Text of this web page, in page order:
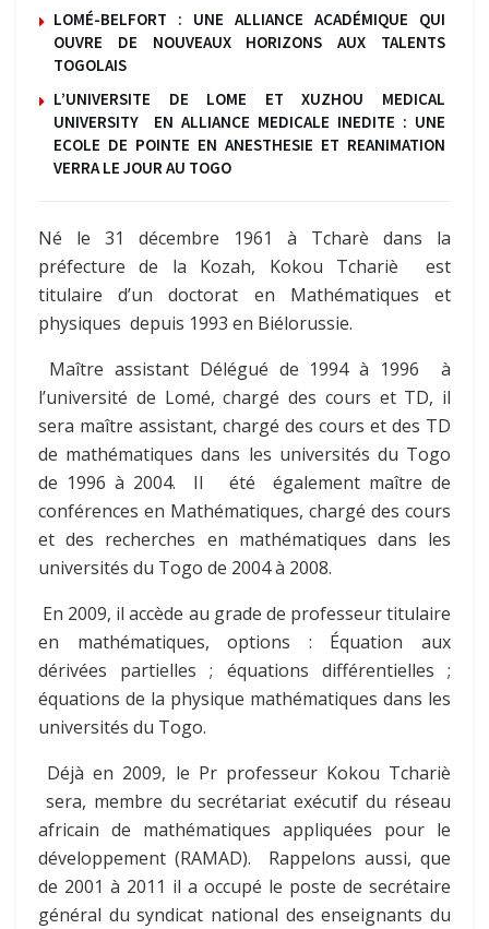
LOMÉ-BELFORT : UNE ALLIANCE ACADÉMIQUE QUI
OUVRE DE NOUVEAUX HORIZONS AUX TALENTS
TOGOLAIS
L’UNIVERSITE DE LOME ET XUZHOU MEDICAL
UNIVERSITY EN ALLIANCE MEDICALE INEDITE : UNE
ECOLE DE POINTE EN ANESTHESIE ET REANIMATION
VERRA LE JOUR AU TOGO
Né le 31 décembre 1961 à Tcharè dans la
préfecture de la Kozah, Kokou Tchariè est
titulaire d’un doctorat en Mathématiques et
physiques depuis 1993 en Biélorussie.
Maître assistant Délégué de 1994 à 1996 à
l’université de Lomé, chargé des cours et TD, il
sera maître assistant, chargé des cours et des TD
de mathématiques dans les universités du Togo
de 1996 à 2004. Il été également maître de
conférences en Mathématiques, chargé des cours
et des recherches en mathématiques dans les
universités du Togo de 2004 à 2008.
En 2009, il accède au grade de professeur titulaire
en mathématiques, options : Équation aux
dérivées partielles ; équations différentielles ;
équations de la physique mathématiques dans les
universités du Togo.
Déjà en 2009, le Pr professeur Kokou Tchariè
sera, membre du secrétariat exécutif du réseau
africain de mathématiques appliquées pour le
développement (RAMAD). Rappelons aussi, que
de 2001 à 2011 il a occupé le poste de secrétaire
général du syndicat national des enseignants du